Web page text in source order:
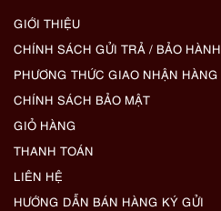
GIỚI THIỆU
CHÍNH SÁCH GỬI TRẢ / BẢO HÀNH
PHƯƠNG THỨC GIAO NHẬN HÀNG
CHÍNH SÁCH BẢO MẬT
GIỎ HÀNG
THANH TOÁN
LIÊN HỆ
HƯỚNG DẪN BÁN HÀNG KÝ GỬI